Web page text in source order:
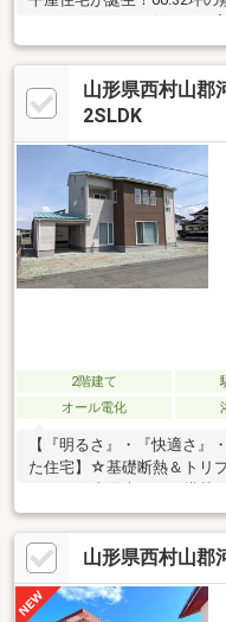
駐車スペースやお庭のバラ
的な家事動線と、家族が集
プライバシーも確保した機
た住環境でありながら利便
の開放感と心地よさを、ぜ
山形県西村山郡
2SLDK
2階建て
オール電化
【『明るさ』・『快適さ
た住宅】☆基礎断熱＆トリ
ッキリ☆太陽光パネル搭載
中快適な温度 また、いつ
☆自動車車庫１台分あり・
地面積９７．４７坪で駐車
ペースや２つの小屋裏収納
居室として ・物置として
山形県西村山郡